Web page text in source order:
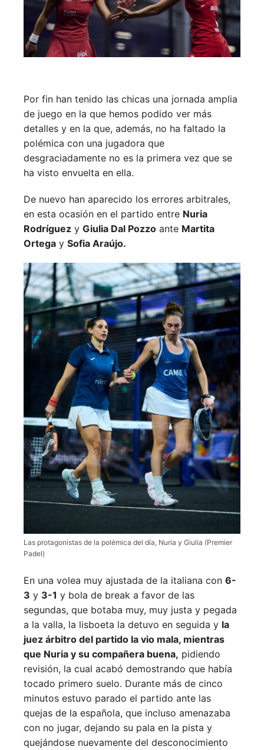
Por fin han tenido las chicas una jornada amplia
de juego en la que hemos podido ver más
detalles y en la que, además, no ha faltado la
polémica con una jugadora que
desgraciadamente no es la primera vez que se
ha visto envuelta en ella.
De nuevo han aparecido los errores arbitrales,
en esta ocasión en el partido entre Nuria
Rodríguez y Giulia Dal Pozzo ante Martita
Ortega y Sofia Araújo.
Las protagonistas de la polémica del día, Nuria y Giulia (Premier
Padel)
En una volea muy ajustada de la italiana con 6-
3 y 3-1 y bola de break a favor de las
segundas, que botaba muy, muy justa y pegada
a la valla, la lisboeta la detuvo en seguida y la
juez árbitro del partido la vio mala, mientras
que Nuria y su compañera buena, pidiendo
revisión, la cual acabó demostrando que había
tocado primero suelo. Durante más de cinco
minutos estuvo parado el partido ante las
quejas de la española, que incluso amenazaba
con no jugar, dejando su pala en la pista y
quejándose nuevamente del desconocimiento